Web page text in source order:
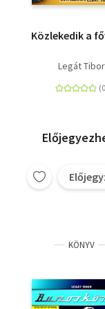
Közlekedik a
Legát Tibor
KÖNYV